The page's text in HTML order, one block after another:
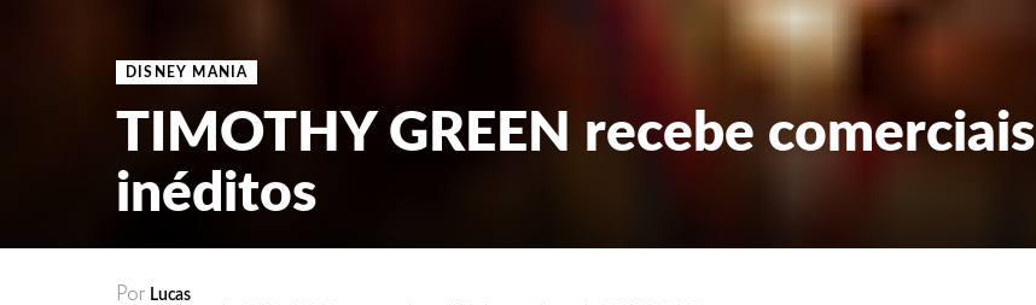
DISNEY MANIA
TIMOTHY GREEN recebe comerciais
inéditos
Por Lucas